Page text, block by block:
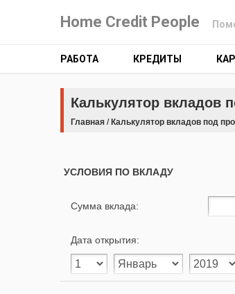
Home Credit People
РАБОТА КРЕДИТЫ
Калькулятор вкладов
Главная/Калькулятор вкладов под
УСЛОВИЯ ПО ВКЛАДУ
Сумма вклада:
Дата открытия: